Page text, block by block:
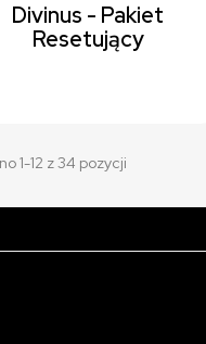
Divinus - Pakiet
Resetujący
1-12 z 34 pozycji